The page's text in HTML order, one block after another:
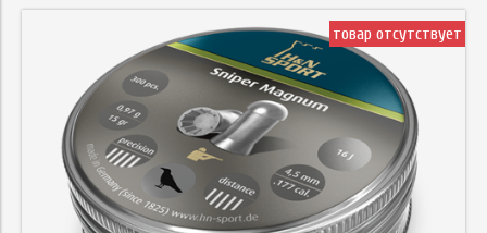
товар отсутствует